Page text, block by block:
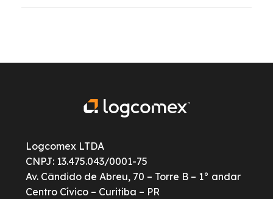
Logcomex LTDA
CNPJ: 13.475.043/0001-75
Av. Cândido de Abreu, 70 – Torre B – 1° andar
Centro Cívico – Curitiba – PR